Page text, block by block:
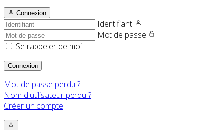
Connexion
Identifiant
Mot de passe
Se rappeler de moi
Connexion
Mot de passe perdu ?
Nom d'utilisateur perdu ?
Créer un compte